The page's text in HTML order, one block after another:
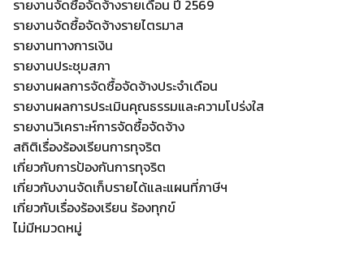
รายงานจัดซื้อจัดจ้างรายเดือน ปี 2569
รายงานจัดซื้อจัดจ้างรายไตรมาส
รายงานทางการเงิน
รายงานประชุมสภา
รายงานผลการจัดซื้อจัดจ้างประจำเดือน
รายงานผลการประเมินคุณธรรมและความโปร่งใส
รายงานวิเคราะห์การจัดซื้อจัดจ้าง
สถิติเรื่องร้องเรียนการทุจริต
เกี่ยวกับการป้องกันการทุจริต
เกี่ยวกับงานจัดเก็บรายได้และแผนที่ภาษีฯ
เกี่ยวกับเรื่องร้องเรียน ร้องทุกข์
ไม่มีหมวดหมู่